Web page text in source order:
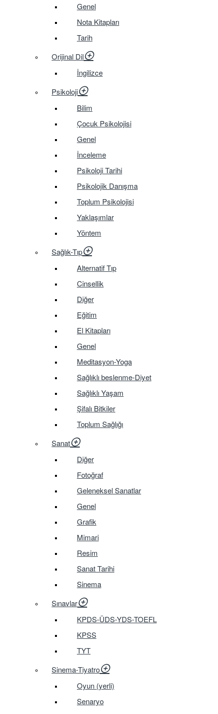
Genel
Nota Kitapları
Tarih
Orijinal Dil
İngilizce
Psikoloji
Bilim
Çocuk Psikolojisi
Genel
İnceleme
Psikoloji Tarihi
Psikolojik Danışma
Toplum Psikolojisi
Yaklaşımlar
Yöntem
Sağlık-Tıp
Alternatif Tıp
Cinsellik
Diğer
Eğitim
El Kitapları
Genel
Meditasyon-Yoga
Sağlıklı beslenme-Diyet
Sağlıklı Yaşam
Şifalı Bitkiler
Toplum Sağlığı
Sanat
Diğer
Fotoğraf
Geleneksel Sanatlar
Genel
Grafik
Mimari
Resim
Sanat Tarihi
Sinema
Sınavlar
KPDS-ÜDS-YDS-TOEFL
KPSS
TYT
Sinema-Tiyatro
Oyun (yerli)
Senaryo